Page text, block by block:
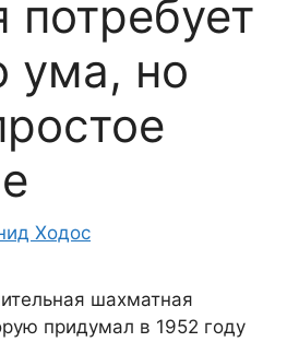
потребует
ума, но
Ходос
шахматная
придумал в 1952 году